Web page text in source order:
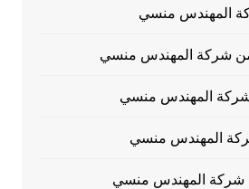
المهندس منسي
شركة المهندس منسي
شركة المهندس منسي
المهندس منسي
شركة المهندس منسي